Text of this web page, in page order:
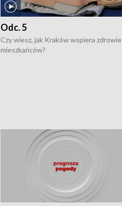
Odc. 5
Czy wiesz, jak Kraków wspiera zdrowie
mieszkańców?